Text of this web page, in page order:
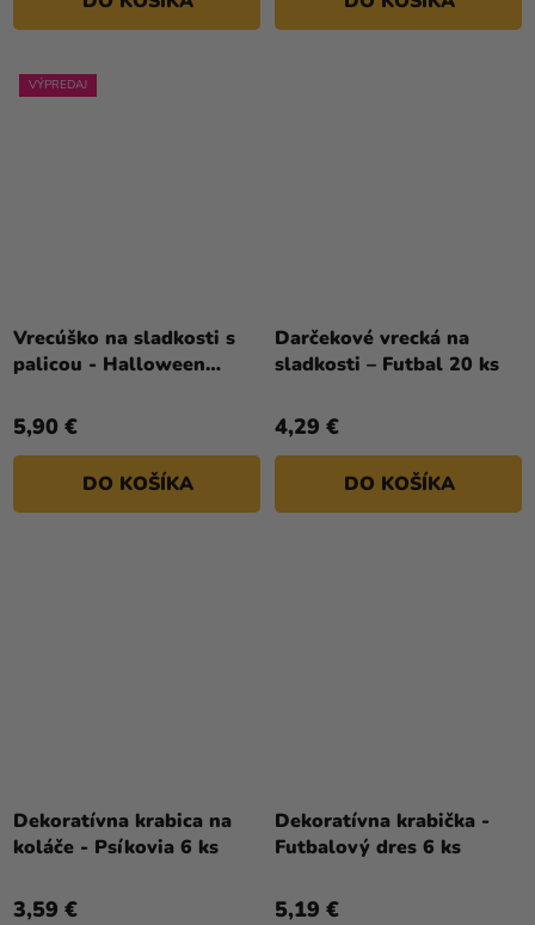
VÝPREDAJ
Vrecúško na sladkosti s
palicou - Halloween
5,90 €
DO KOŠÍKA
Darčekové vrecká na
sladkosti – Futbal 20 ks
4,29 €
DO KOŠÍKA
Dekoratívna krabica na
koláče - Psíkovia 6 ks
3,59 €
Dekoratívna krabička -
Futbalový dres 6 ks
5,19 €